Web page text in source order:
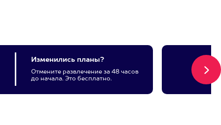
Изменились планы?
Отмените развлечение за 48 часов
до начала. Это бесплатно.